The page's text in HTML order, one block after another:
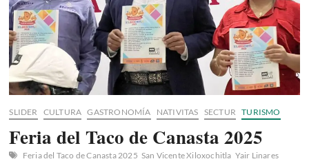
SLIDER CULTURA GASTRONOMÍA NATIVITAS SECTUR TURISMO
Feria del Taco de Canasta 2025
Feria del Taco de Canasta 2025 San Vicente Xiloxochitla Yair Linares